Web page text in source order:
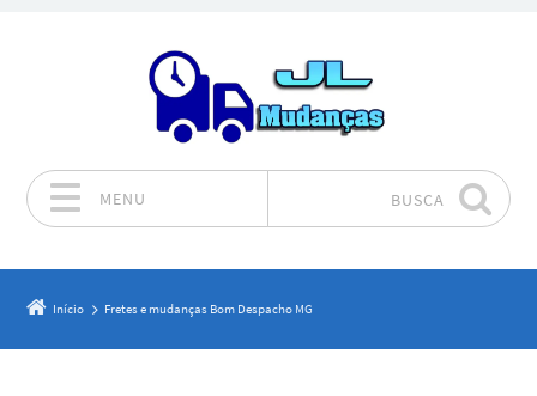
MENU BUSCA
Início Fretes e mudanças Bom Despacho MG